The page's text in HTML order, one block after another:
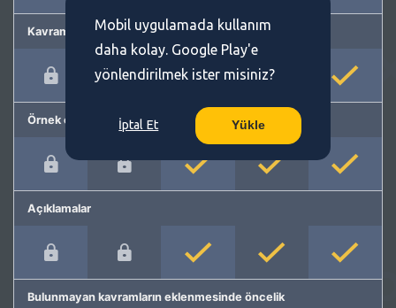
Kavram önerme
Örnek cümleler
Açıklamalar
Bulunmayan kavramların eklenmesinde öncelik
Mobil uygulamada kullanım
daha kolay. Google Play'e
yönlendirilmek ister misiniz?
İptal Et Yükle